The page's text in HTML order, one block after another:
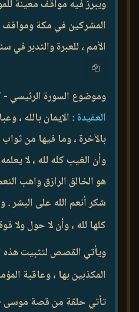
ويبرز فيه مواقف معينة
المشركين في مكة ومواقف
الأمم ، للعبرة والتدبر في
وموضوع السورة الرئيسي -
العقيدة : الإيمان بالله ،
بالآخرة ، وما فيها من
وأن الغيب كله لله ، لا
هو الخالق الرازق واهب
شكر أنعم الله على البشر .
كلها لله ، وأن لا حول ولا قوة
ويأتي القصص لتثبيت هذه
المكذبين بها ، وعاقبة
تأتي حلقة من قصة موسى -